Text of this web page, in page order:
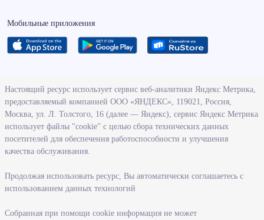
Мобильные приложения
О ведомстве
Деятельность министерства труда и социального развития
Новосибирской области
Контрольно-надзорная деятельность министерства
Государственные программы, реализуемые министерством
Службы и учреждения, подведомственные министерству
Поступление на государственную гражданскую службу
Настоящий ресурс использует сервис веб-аналитики Яндекс Метрика,
предоставляемый компанией ООО «ЯНДЕКС», 119021, Россия,
Москва, ул. Л. Толстого, 16 (далее — Яндекс), сервис Яндекс Метрика
использует файлы "cookie" с целью сбора технических данных
посетителей для обеспечения работоспособности и улучшения
качества обслуживания.
Продолжая использовать ресурс, Вы автоматически соглашаетесь с
использованием данных технологий
Собранная при помощи cookie информация не может